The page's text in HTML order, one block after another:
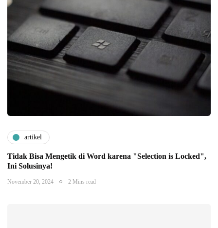
artikel
Tidak Bisa Mengetik di Word karena "Selection is Locked",
Ini Solusinya!
November 20, 2024 2 Mins read